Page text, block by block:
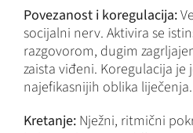
Povezanost i koregulacija:
socijalni nerv. Aktivira se
razgovorom, dugim
zaista viđeni. Koregulacija
najefikasnijih oblika liječenja.
Kretanje:Nježni, ritmični